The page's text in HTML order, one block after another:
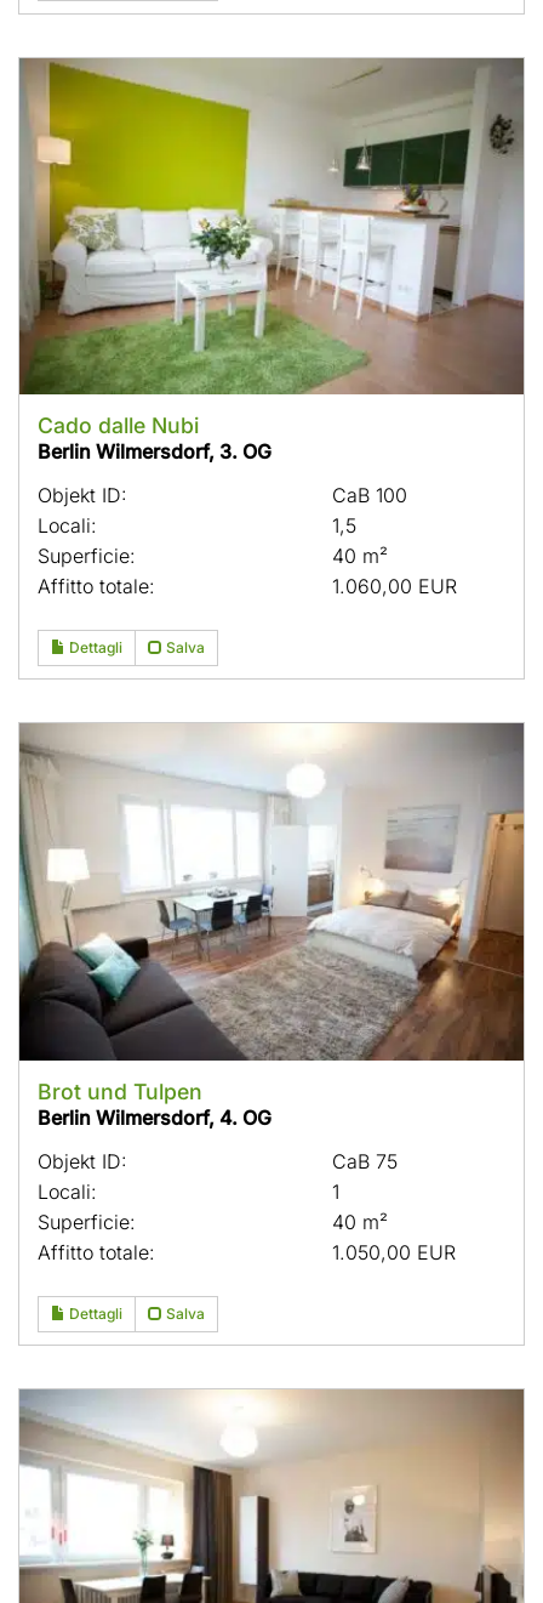
Cado dalle Nubi
Berlin Wilmersdorf, 3. OG
Objekt ID:
CaB 100
Locali:
1,5
Superficie:
40 m²
Affitto totale:
1.060,00 EUR
Dettagli Salva
Brot und Tulpen
Berlin Wilmersdorf, 4. OG
Objekt ID:
CaB 75
Locali:
1
Superficie:
40 m²
Affitto totale:
1.050,00 EUR
Dettagli Salva